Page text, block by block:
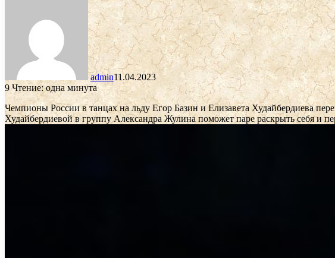
admin11.04.2023
9Чтение: одна минута
Чемпионы России в танцах на льду Егор Базин и Елизавета Худайбердиева
Худайбердиевой в группу Александра Жулина поможет паре раскрыть себя и